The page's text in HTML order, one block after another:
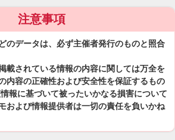
注意事項
のデータは、必ず主催者発行のものと照合
載されている情報の内容に関しては万全を
内容の正確性および安全性を保証するもの
報に基づいて被ったいかなる損害について
および情報提供者は一切の責任を負いかね